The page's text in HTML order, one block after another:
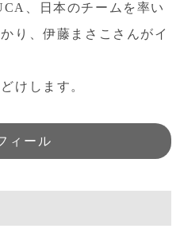
、
日本のチームを率い
り、伊藤まさこさんがイ
けします。
ィール